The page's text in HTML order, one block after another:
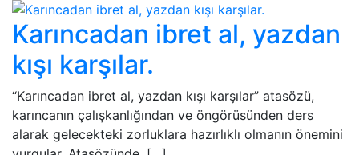
Karıncadan ibret al, yazdan
kışı karşılar.
“Karıncadan ibret al, yazdan kışı karşılar” atasözü,
karıncanın çalışkanlığından ve öngörüsünden ders
alarak gelecekteki zorluklara hazırlıklı olmanın önemini